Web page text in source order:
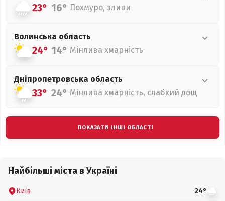
23° 16° Похмуро, зливи
Волинська область
24° 14° Мінлива хмарність
Дніпропетровська область
33° 24° Мінлива хмарність, слабкий дощ
ПОКАЗАТИ ІНШІ ОБЛАСТІ
Найбільші міста в Україні
Київ 24°